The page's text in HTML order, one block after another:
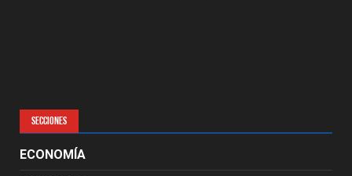
SECCIONES
ECONOMÍA